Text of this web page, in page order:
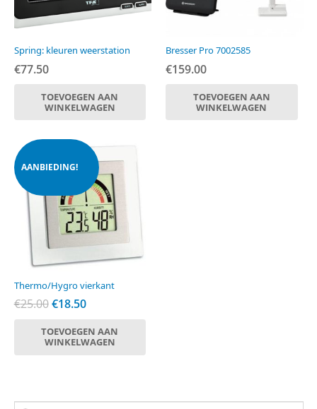
Spring: kleuren weerstation
€77.50
TOEVOEGEN AAN
WINKELWAGEN
Bresser Pro 7002585
€159.00
TOEVOEGEN AAN
WINKELWAGEN
AANBIEDING!
Thermo/Hygro vierkant
€25.00 Oorspronkelijke
was:
€25.00.
€18.50Huidige
is:
€18.50.
TOEVOEGEN AAN
WINKELWAGEN